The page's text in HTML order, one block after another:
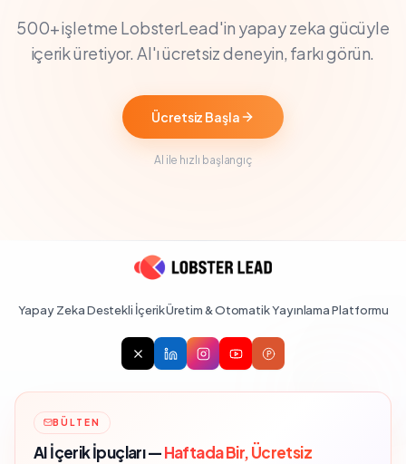
500+ işletme LobsterLead'in yapay zeka gücüyle
içerik üretiyor. AI'ı ücretsiz deneyin, farkı görün.
Ücretsiz Başla
AI ile hızlı başlangıç
Yapay Zeka Destekli İçerik Üretim & Otomatik Yayınlama Platformu
BÜLTEN
AI İçerik İpuçları —Haftada Bir, Ücretsiz